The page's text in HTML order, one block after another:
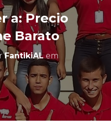
N
A
E
G
O
a: Precio
Barato
FantikiALem